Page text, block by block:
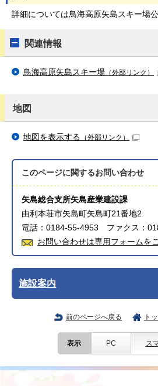
詳細については鳥海高原矢島スキー場
関連情報
鳥海高原矢島スキー場 （外部リンク）
地図
地図を表示する （外部リンク）
このページに関するお問い合わせ
矢島総合支所矢島産業建設課
由利本荘市矢島町矢島町21番地2
電話：0184-55-4953 ファクス：
お問い合わせは専用フォームを
施設案内
前のページへ戻る ト
表示 PC ス